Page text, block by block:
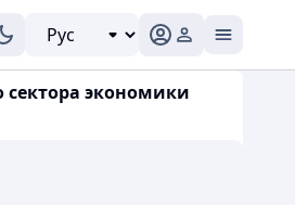
сектора экономики